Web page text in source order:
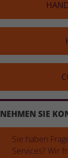
NEHMEN SIE
Sie haben
Services? Wir